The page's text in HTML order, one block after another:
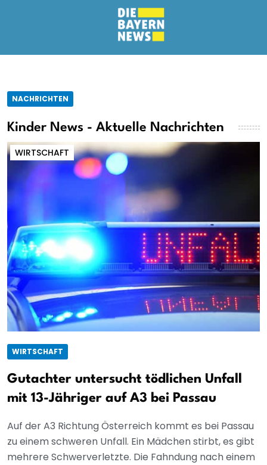
NACHRICHTEN
Kinder News - Aktuelle Nachrichten
WIRTSCHAFT
WIRTSCHAFT
Gutachter untersucht tödlichen Unfall
mit 13-Jähriger auf A3 bei Passau
Auf der A3 Richtung Österreich kommt es bei Passau
zu einem schweren Unfall. Ein Mädchen stirbt, es gibt
mehrere Schwerverletzte. Die Fahndung nach einem